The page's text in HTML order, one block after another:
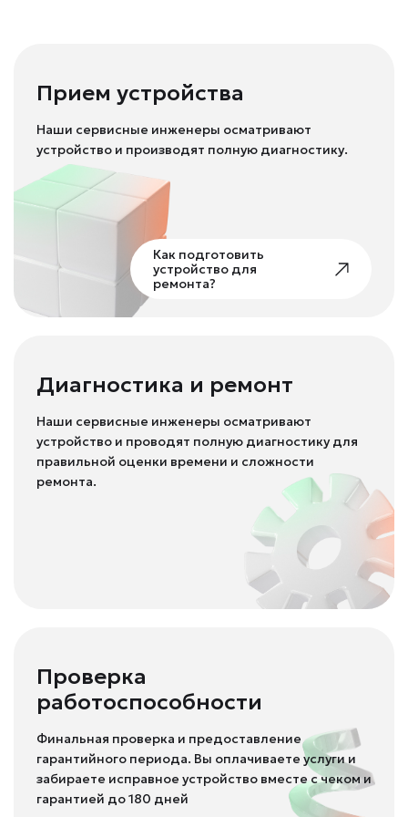
Прием устройства
Наши сервисные инженеры осматривают
устройство и производят полную диагностику.
Как подготовить
устройство для
ремонта?
Диагностика и ремонт
Наши сервисные инженеры осматривают
устройство и проводят полную диагностику для
правильной оценки времени и сложности
ремонта.
Проверка
работоспособности
Финальная проверка и предоставление
гарантийного периода. Вы оплачиваете услуги и
забираете исправное устройство вместе с чеком и
гарантией до 180 дней